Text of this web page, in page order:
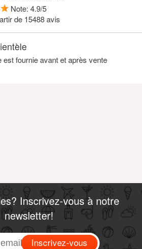
Note: 4.9/5
de 15488avis
est fournie avant et après vente
Inscrivez-vous à notre
newsletter!
Inscrivez-vous